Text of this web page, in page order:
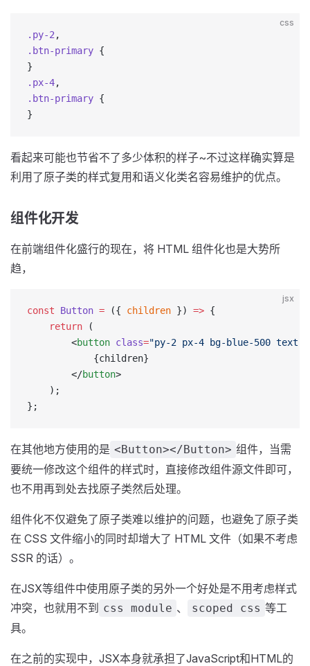
css
.py-2 ,
.btn-primary {
}
.px-4,
.btn-primary {
}
看起来可能也节省不了多少体积的样子~不过这样确实算是
利用了原子类的样式复用和语义化类名容易维护的优点。
组件化开发
在前端组件化盛行的现在，将 HTML 组件化也是大势所
趋，
jsx
const Button = ({ children }) => {
    return
(
        <
button class="py-2 px-4 bg-blue-500 text-
            {children}
        </
button>
    );
};
在其他地方使用的是 <Button></Button> 组件，当需
要统一修改这个组件的样式时，直接修改组件源文件即可，
也不用再到处去找原子类然后处理。
组件化不仅避免了原子类难以维护的问题，也避免了原子类
在 CSS 文件缩小的同时却增大了 HTML 文件（如果不考虑
SSR 的话）。
在JSX等组件中使用原子类的另外一个好处是不用考虑样式
冲突，也就用不到 css module 、 scoped css 等工
具。
在之前的实现中，JSX本身就承担了JavaScript和HTML的